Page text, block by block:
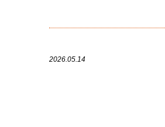
2026.05.14